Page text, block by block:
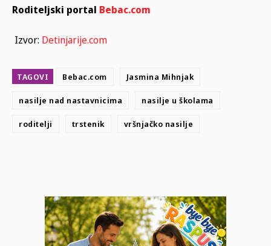
Roditeljski portal Bebac.com
Izvor: Detinjarije.com
TAGOVI Bebac.com Jasmina Mihnjak
nasilje nad nastavnicima nasilje u školama
roditelji trstenik vršnjačko nasilje